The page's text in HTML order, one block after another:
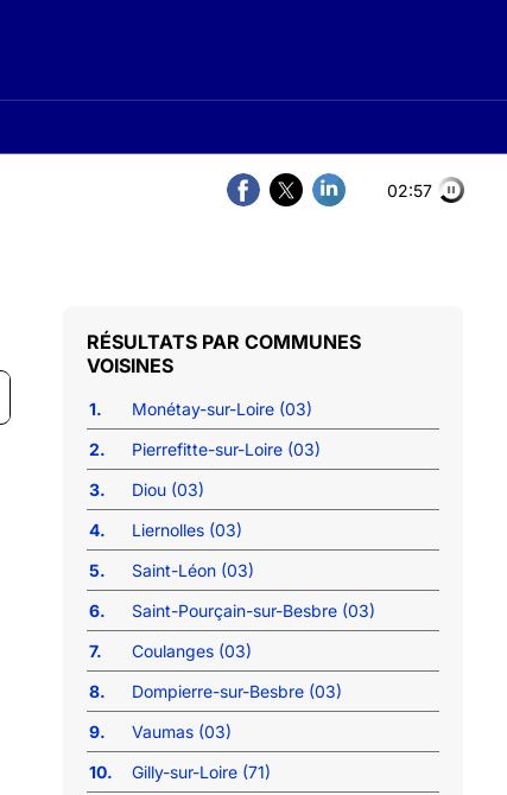
02:57
COMMUNES
VOISINES
1.
Monétay-sur-Loire (03)
2.
Pierrefitte-sur-Loire (03)
3.
Diou (03)
4.
Liernolles (03)
5.
Saint-Léon (03)
6.
Saint-Pourçain-sur-Besbre (03)
7.
Coulanges (03)
8.
Dompierre-sur-Besbre (03)
9.
Vaumas (03)
10.
Gilly-sur-Loire (71)